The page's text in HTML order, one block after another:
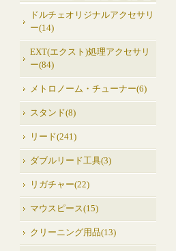
ドルチェオリジナルアクセサリ
ー(14)
EXT(エクスト)処理アクセサリ
ー(84)
メトロノーム・チューナー(6)
スタンド(8)
リード(241)
ダブルリード工具(3)
リガチャー(22)
マウスピース(15)
クリーニング用品(13)